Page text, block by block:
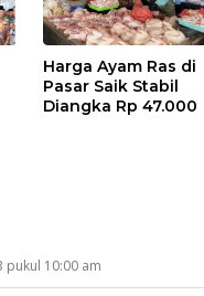
Harga Ayam Ras di
Pasar Saik Stabil
Diangka Rp 47.000
pukul 10:00 am